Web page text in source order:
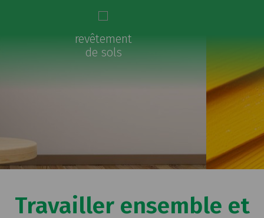
peintures
extérieures
Travailler ensemble et